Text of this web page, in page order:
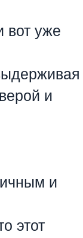
вот уже
и
и
этот